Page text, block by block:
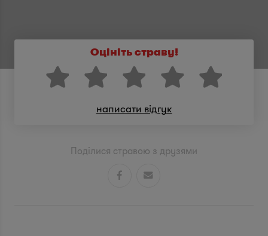
Оцініть страву!
написати відгук
Поділися стравою з друзями
 